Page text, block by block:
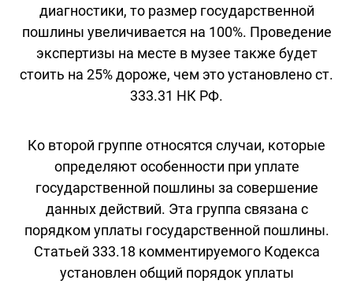
диагностики, то размер государственной
пошлины увеличивается на 100%. Проведение
экспертизы на месте в музее также будет
стоить на 25% дороже, чем это установлено ст.
333.31 НК РФ.
Ко второй группе относятся случаи, которые
определяют особенности при уплате
государственной пошлины за совершение
данных действий. Эта группа связана с
порядком уплаты государственной пошлины.
Статьей 333.18 комментируемого Кодекса
установлен общий порядок уплаты